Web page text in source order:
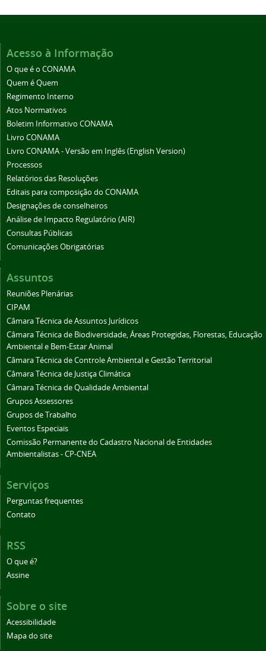
Acesso à Informação
O que é o CONAMA
Quem é Quem
Regimento Interno
Atos Normativos
Boletim Informativo CONAMA
Livro CONAMA
Livro CONAMA - Versão em Inglês (English Version)
Processos
Relatórios das Resoluções
Editais para composição do CONAMA
Designações de conselheiros
Análise de Impacto Regulatório (AIR)
Consultas Públicas
Comunicações Obrigatórias
Assuntos
Reuniões Plenárias
CIPAM
Câmara Técnica de Assuntos Jurídicos
Câmara Técnica de Biodiversidade, Áreas Protegidas, Florestas, Educação
Ambiental e Bem-Estar Animal
Câmara Técnica de Controle Ambiental e Gestão Territorial
Câmara Técnica de Justiça Climática
Câmara Técnica de Qualidade Ambiental
Grupos Assessores
Grupos de Trabalho
Eventos Especiais
Comissão Permanente do Cadastro Nacional de Entidades
Ambientalistas - CP-CNEA
Serviços
Perguntas frequentes
Contato
RSS
O que é?
Assine
Sobre o site
Acessibilidade
Mapa do site